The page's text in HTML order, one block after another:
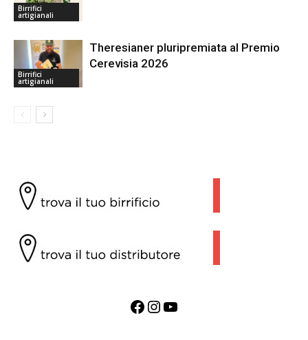
Birrifici
artigianali
Birrifici
artigianali
Theresianer pluripremiata al Premio
Cerevisia 2026
Facebook InstagramYouTube